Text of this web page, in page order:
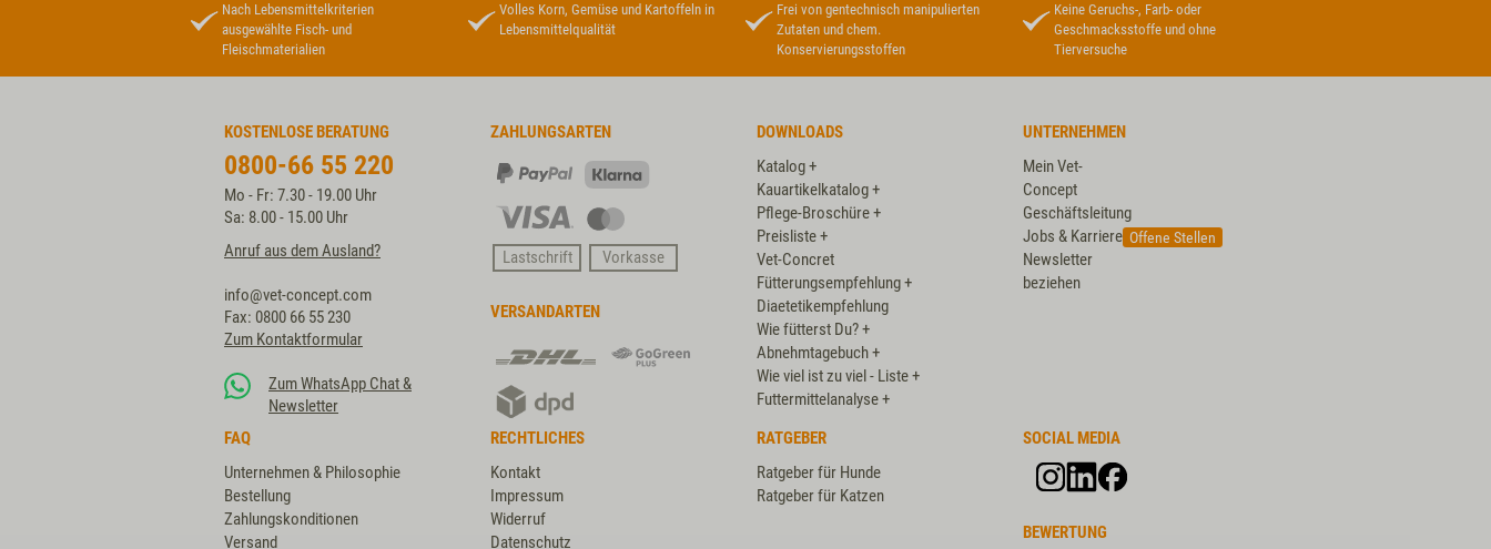
Nach Lebensmittelkriterien
ausgewählte Fisch- und
Fleischmaterialien
Volles Korn, Gemüse und Kartoffeln in
Lebensmittelqualität
Frei von gentechnisch manipulierten
Zutaten und chem.
Konservierungsstoffen
Keine Geruchs-, Farb- oder
Geschmacksstoffe und ohne
Tierversuche
KOSTENLOSE BERATUNG
0800-66 55 220
Mo - Fr: 7.30 - 19.00 Uhr
Sa: 8.00 - 15.00 Uhr
Anruf aus dem Ausland?
info@vet-concept.com
Fax: 0800 66 55 230
Zum Kontaktformular
Zum WhatsApp Chat &
Newsletter
ZAHLUNGSARTEN
PayPal
Visa
Lastschrift
Vorkasse
VERSANDARTEN
DHL
DHL
GoGreen
DPD
DOWNLOADS
Katalog +
Kauartikelkatalog +
Pflege-Broschüre +
Preisliste +
Vet-Concret
Fütterungsempfehlung +
Diaetetikempfehlung
Wie fütterst Du? +
Abnehmtagebuch +
Wie viel ist zu viel - Liste +
Futtermittelanalyse +
UNTERNEHMEN
Mein Vet-
Concept
Geschäftsleitung
Jobs & Karriere Offene Stellen
Newsletter
beziehen
FAQ
Unternehmen & Philosophie
Bestellung
Zahlungskonditionen
Versand
RECHTLICHES
Kontakt
Impressum
Widerruf
Datenschutz
RATGEBER
Ratgeber für Hunde
Ratgeber für Katzen
SOCIAL MEDIA
BEWERTUNG